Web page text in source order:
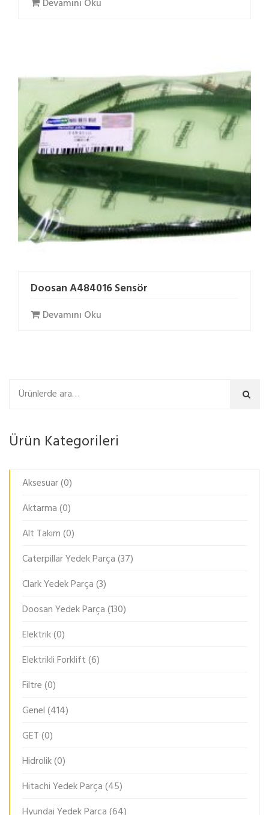
Devamını Oku
Doosan A484016 Sensör
Devamını Oku
Ara
Ürün Kategorileri
Aksesuar(0)
Aktarma(0)
Alt Takım(0)
Caterpillar Yedek Parça(37)
Clark Yedek Parça(3)
Doosan Yedek Parça(130)
Elektrik(0)
Elektrikli Forklift(6)
Filtre(0)
Genel(414)
GET(0)
Hidrolik(0)
Hitachi Yedek Parça(45)
Hyundai Yedek Parça(64)